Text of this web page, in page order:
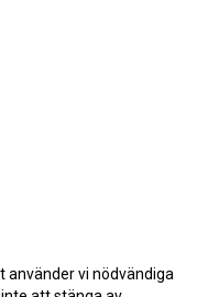
använder vi nödvändiga